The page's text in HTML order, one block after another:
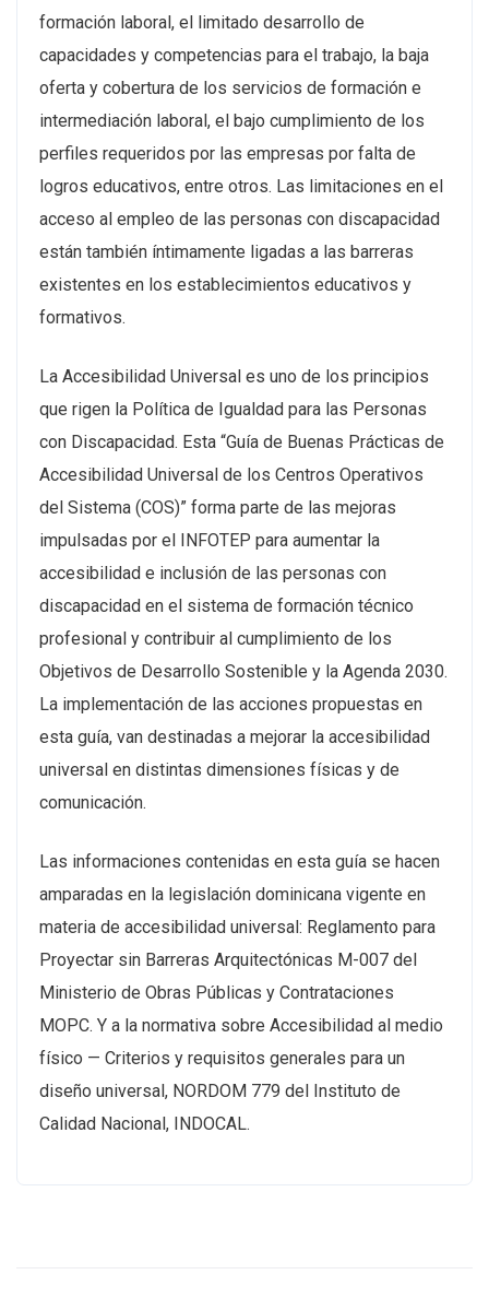
formación laboral, el limitado desarrollo de
capacidades y competencias para el trabajo, la baja
oferta y cobertura de los servicios de formación e
intermediación laboral, el bajo cumplimiento de los
perfiles requeridos por las empresas por falta de
logros educativos, entre otros. Las limitaciones en el
acceso al empleo de las personas con discapacidad
están también íntimamente ligadas a las barreras
existentes en los establecimientos educativos y
formativos.
La Accesibilidad Universal es uno de los principios
que rigen la Política de Igualdad para las Personas
con Discapacidad. Esta “Guía de Buenas Prácticas de
Accesibilidad Universal de los Centros Operativos
del Sistema (COS)” forma parte de las mejoras
impulsadas por el INFOTEP para aumentar la
accesibilidad e inclusión de las personas con
discapacidad en el sistema de formación técnico
profesional y contribuir al cumplimiento de los
Objetivos de Desarrollo Sostenible y la Agenda 2030.
La implementación de las acciones propuestas en
esta guía, van destinadas a mejorar la accesibilidad
universal en distintas dimensiones físicas y de
comunicación.
Las informaciones contenidas en esta guía se hacen
amparadas en la legislación dominicana vigente en
materia de accesibilidad universal: Reglamento para
Proyectar sin Barreras Arquitectónicas M-007 del
Ministerio de Obras Públicas y Contrataciones
MOPC. Y a la normativa sobre Accesibilidad al medio
físico — Criterios y requisitos generales para un
diseño universal, NORDOM 779 del Instituto de
Calidad Nacional, INDOCAL.